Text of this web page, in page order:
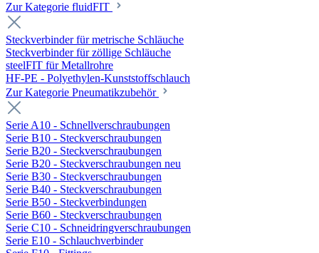
Zur Kategorie fluidFIT
Steckverbinder für metrische Schläuche
Steckverbinder für zöllige Schläuche
steelFIT für Metallrohre
HF-PE - Polyethylen-Kunststoffschlauch
Zur Kategorie Pneumatikzubehör
Serie A10 - Schnellverschraubungen
Serie B10 - Steckverschraubungen
Serie B20 - Steckverschraubungen
Serie B20 - Steckverschraubungen neu
Serie B30 - Steckverschraubungen
Serie B40 - Steckverschraubungen
Serie B50 - Steckverbindungen
Serie B60 - Steckverschraubungen
Serie C10 - Schneidringverschraubungen
Serie E10 - Schlauchverbinder